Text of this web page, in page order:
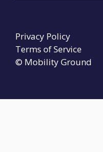
© Mobility Ground
Privacy Policy
Terms of Service